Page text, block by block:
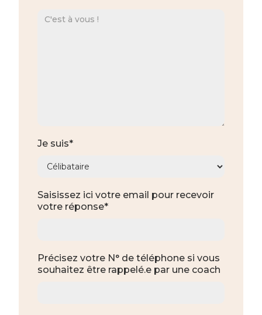
Je suis*
Saisissez ici votre email pour recevoir
votre réponse*
Précisez votre N° de téléphone si vous
souhaitez être rappelé.e par une coach